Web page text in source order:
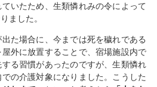
いたため、生類憐れみの令によって
ました。
た場合に、今までは死を穢れである
外に放置することで、宿場施設内で
る習慣があったのですが、生類憐れ
の介護対象になりました。こうした